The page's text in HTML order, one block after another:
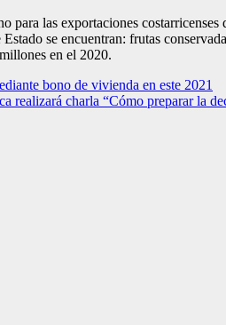
para las exportaciones
se encuentran: frutas
en el 2020.
bono de vivienda en este 2021
realizará charla “Cómo preparar la